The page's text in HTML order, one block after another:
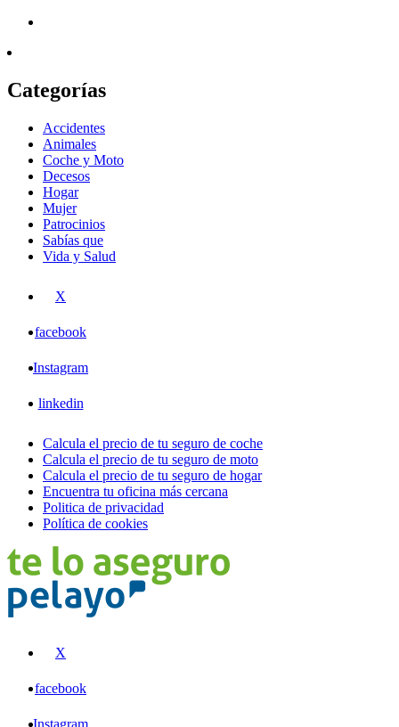
Categorías
Accidentes
Animales
Coche y Moto
Decesos
Hogar
Mujer
Patrocinios
Sabías que
Vida y Salud
X
facebook
Instagram
linkedin
Calcula el precio de tu seguro de coche
Calcula el precio de tu seguro de moto
Calcula el precio de tu seguro de hogar
Encuentra tu oficina más cercana
Politica de privacidad
Política de cookies
X
facebook
Instagram